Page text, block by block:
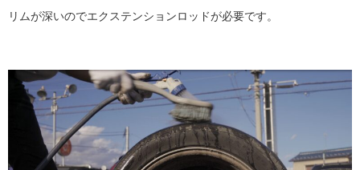
リムが深いのでエクステンションロッドが必要です。